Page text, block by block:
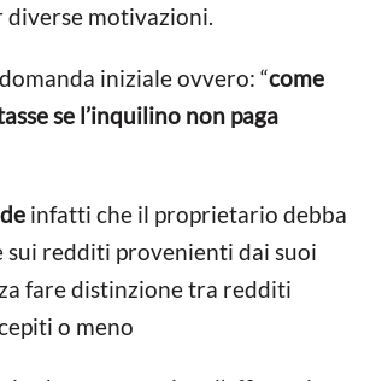
diverse motivazioni.
iniziale ovvero: “come
se l’inquilino non paga
infatti che il proprietario debba
sui redditi provenienti dai suoi
fare distinzione tra redditi
o meno